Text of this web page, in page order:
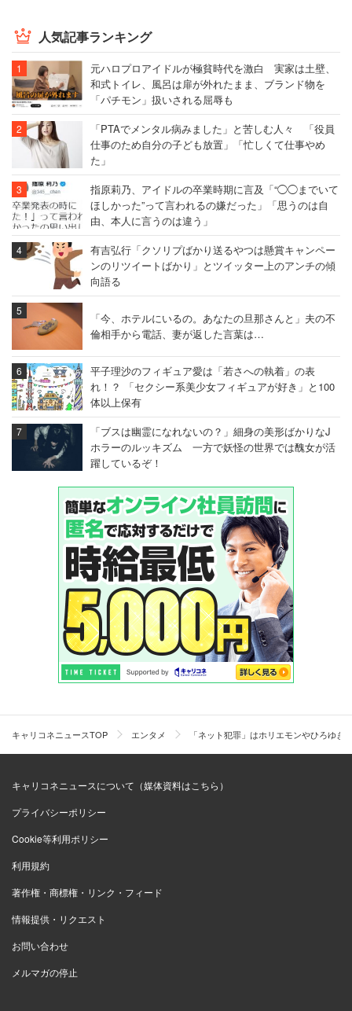
人気記事ランキング
元ハロプロアイドルが極貧時代を激白 実家は土壁、
和式トイレ、風呂は扉が外れたまま、ブランド物を
「パチモン」扱いされる屈辱も
「PTAでメンタル病みました」と苦しむ人々 「役員
仕事のため自分の子ども放置」「忙しくて仕事やめ
た」
指原莉乃、アイドルの卒業時期に言及「“◯◯までいて
ほしかった”って言われるの嫌だった」「思うのは自
由、本人に言うのは違う」
有吉弘行「クソリプばかり送るやつは懸賞キャンペー
ンのリツイートばかり」とツイッター上のアンチの傾
向語る
「今、ホテルにいるの。あなたの旦那さんと」夫の不
倫相手から電話、妻が返した言葉は…
平子理沙のフィギュア愛は「若さへの執着」の表
れ！？ 「セクシー系美少女フィギュアが好き」と100
体以上保有
「ブスは幽霊になれないの？」細身の美形ばかりなJ
ホラーのルッキズム 一方で妖怪の世界では醜女が活
躍しているぞ！
キャリコネニュースTOP エンタメ 「ネット犯罪」はホリエモンやひろゆき
キャリコネニュースについて（媒体資料はこちら）
プライバシーポリシー
Cookie等利用ポリシー
利用規約
著作権・商標権・リンク・フィード
情報提供・リクエスト
お問い合わせ
メルマガの停止